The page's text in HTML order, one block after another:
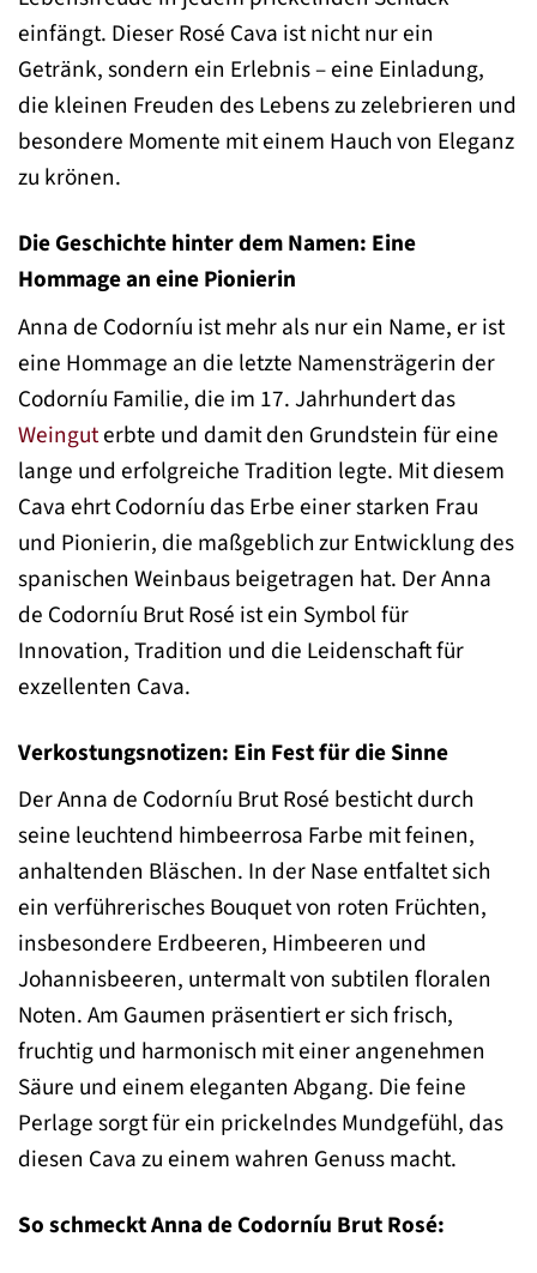
einfängt. Dieser Rosé Cava ist nicht nur ein
Getränk, sondern ein Erlebnis – eine Einladung,
die kleinen Freuden des Lebens zu zelebrieren und
besondere Momente mit einem Hauch von Eleganz
zu krönen.
Die Geschichte hinter dem Namen: Eine
Hommage an eine Pionierin
Anna de Codorníu ist mehr als nur ein Name, er ist
eine Hommage an die letzte Namensträgerin der
Codorníu Familie, die im 17. Jahrhundert das
Weinguterbte und damit den Grundstein für eine
lange und erfolgreiche Tradition legte. Mit diesem
Cava ehrt Codorníu das Erbe einer starken Frau
und Pionierin, die maßgeblich zur Entwicklung des
spanischen Weinbaus beigetragen hat. Der Anna
de Codorníu Brut Rosé ist ein Symbol für
Innovation, Tradition und die Leidenschaft für
exzellenten Cava.
Verkostungsnotizen: Ein Fest für die Sinne
Der Anna de Codorníu Brut Rosé besticht durch
seine leuchtend himbeerrosa Farbe mit feinen,
anhaltenden Bläschen. In der Nase entfaltet sich
ein verführerisches Bouquet von roten Früchten,
insbesondere Erdbeeren, Himbeeren und
Johannisbeeren, untermalt von subtilen floralen
Noten. Am Gaumen präsentiert er sich frisch,
fruchtig und harmonisch mit einer angenehmen
Säure und einem eleganten Abgang. Die feine
Perlage sorgt für ein prickelndes Mundgefühl, das
diesen Cava zu einem wahren Genuss macht.
So schmeckt Anna de Codorníu Brut Rosé: